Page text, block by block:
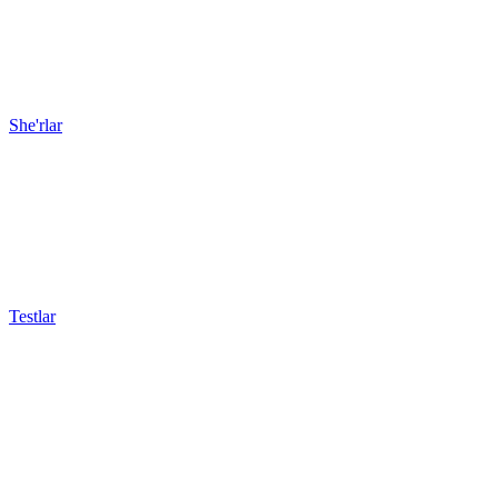
She'rlar
Testlar